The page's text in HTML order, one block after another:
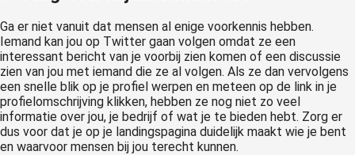
Ga er niet vanuit dat mensen al enige voorkennis hebben.
Iemand kan jou op Twitter gaan volgen omdat ze een
interessant bericht van je voorbij zien komen of een discussie
zien van jou met iemand die ze al volgen. Als ze dan vervolgens
een snelle blik op je profiel werpen en meteen op de link in je
profielomschrijving klikken, hebben ze nog niet zo veel
informatie over jou, je bedrijf of wat je te bieden hebt. Zorg er
dus voor dat je op je landingspagina duidelijk maakt wie je bent
en waarvoor mensen bij jou terecht kunnen.